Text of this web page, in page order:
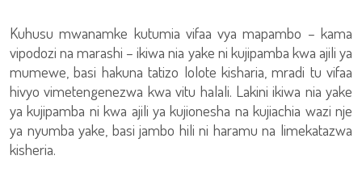
Kuhusu mwanamke kutumia vifaa vya mapambo – kama
vipodozi na marashi – ikiwa nia yake ni kujipamba kwa ajili ya
mumewe, basi hakuna tatizo lolote kisharia, mradi tu vifaa
hivyo vimetengenezwa kwa vitu halali. Lakini ikiwa nia yake
ya kujipamba ni kwa ajili ya kujionesha na kujiachia wazi nje
ya nyumba yake, basi jambo hili ni haramu na limekatazwa
kisheria.